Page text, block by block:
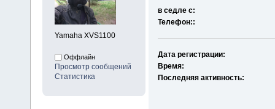
Yamaha XVS1100
Оффлайн
Просмотр сообщений
Статистика
в седле с:
Телефон::
Дата регистрации:
Время:
Последняя активность: